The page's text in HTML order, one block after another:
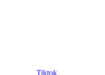
Tiktok